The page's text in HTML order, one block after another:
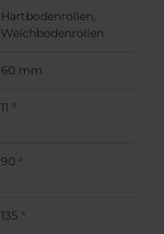
Hartbodenrollen,
Weichbodenrollen
60 mm
11 °
90 °
135 °